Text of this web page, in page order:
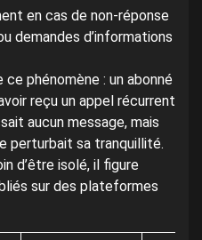
en cas de non-réponse
demandes d’informations
phénomène : un abonné
reçu un appel récurrent
aucun message, mais
perturbait sa tranquillité.
d’être isolé, il figure
sur des plateformes